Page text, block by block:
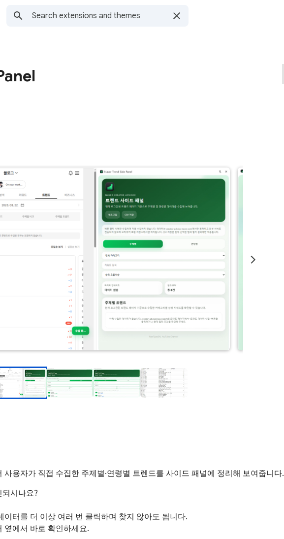
용자가 직접 수집한 주제별·연령별 트렌드를 사이드 패널에 정리해 보여줍니다.
시나요?
터를 더 이상 여러 번 클릭하며 찾지 않아도 됩니다.
옆에서 바로 확인하세요.